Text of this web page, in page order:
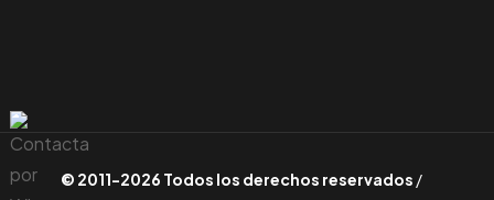
© 2011-2026 Todos los derechos reservados /